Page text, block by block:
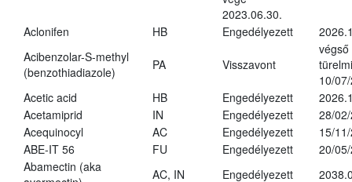
2023.06.30.
Aclonifen HB Engedélyezett
Acibenzolar-S-methyl
(benzothiadiazole)
PA Visszavont
végső
10/
Acetic acid
HB Engedélyezett
Acetamiprid
IN Engedélyezett
28/
Acequinocyl
AC Engedélyezett
15/
ABE-IT 56
FU Engedélyezett
20/
Abamectin (aka
AC, IN Engedélyezett